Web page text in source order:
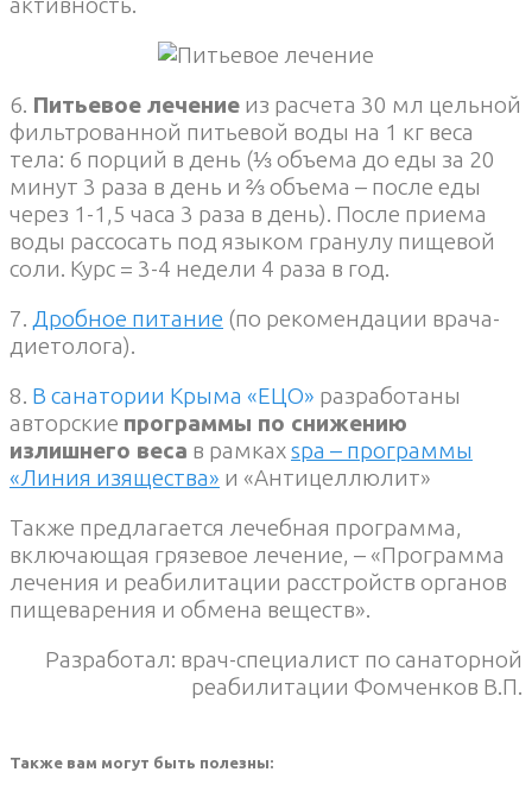
6. Питьевое лечение из расчета 30 мл цельной
фильтрованной питьевой воды на 1 кг веса
тела: 6 порций в день (⅓ объема до еды за 20
минут 3 раза в день и ⅔ объема – после еды
через 1-1,5 часа 3 раза в день). После приема
воды рассосать под языком гранулу пищевой
соли. Курс = 3-4 недели 4 раза в год.
7. Дробное питание (по рекомендации врача-
диетолога).
8. В санатории Крыма «ЕЦО» разработаны
авторские программы по снижению
излишнего веса в рамкахspa – программы
«Линия изящества» и «Антицеллюлит»
Также предлагается лечебная программа,
включающая грязевое лечение, – «Программа
лечения и реабилитации расстройств органов
пищеварения и обмена веществ».
Разработал: врач-специалист по санаторной
реабилитации Фомченков В.П.
Также вам могут быть полезны: